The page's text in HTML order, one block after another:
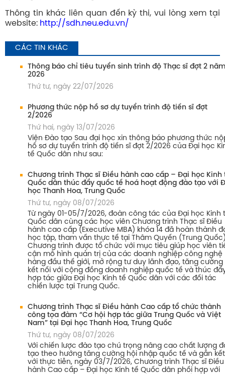
Thông tin khác liên quan đến kỳ thi, vui lòng xem tại
website: http://sdh.neu.edu.vn/
CÁC TIN KHÁC
Thông báo chỉ tiêu tuyển sinh trình độ Thạc sĩ đợt 2
2026
Thứ tư, ngày 22/07/2026
Phương thức nộp hồ sơ dự tuyển trình độ tiến sĩ đợt
2/2026
Thứ hai, ngày 13/07/2026
Viện Đào tạo Sau đại học xin thông báo phương thức
hồ sơ dự tuyển trình độ tiến sĩ đợt 2/2026 của Đại học
tế Quốc dân như sau:
Chương trình Thạc sĩ Điều hành cao cấp – Đại học Kinh
Quốc dân thúc đẩy quốc tế hoá hoạt động đào tạo với
học Thanh Hoa, Trung Quốc
Thứ tư, ngày 08/07/2026
Từ ngày 01-05/7/2026, đoàn công tác của Đại học Kinh
Quốc dân cùng các học viên Chương trình Thạc sĩ Điều
hành cao cấp (Executive MBA) khóa 14 đã hoàn thành
học tập, tham vấn thực tế tại Thâm Quyến (Trung
Chương trình được tổ chức với mục tiêu giúp học viên
cận mô hình quản trị của các doanh nghiệp công nghệ
hàng đầu thế giới, mở rộng tư duy lãnh đạo, tăng cường
kết nối với cộng đồng doanh nghiệp quốc tế và thúc
hợp tác giữa Đại học Kinh tế Quốc dân với các đối tác
chiến lược tại Trung Quốc.
Chương trình Thạc sĩ Điều hành Cao cấp tổ chức thành
công tọa đàm “Cơ hội hợp tác giữa Trung Quốc và Việt
Nam” tại Đại học Thanh Hoa, Trung Quốc
Thứ tư, ngày 08/07/2026
Với chiến lược đào tạo chú trọng nâng cao chất lượng
tạo theo hướng tăng cường hội nhập quốc tế và gắn kết
với thực tiễn, ngày 03/7/2026, Chương trình Thạc sĩ Điều
hành Cao cấp – Đại học Kinh tế Quốc dân phối hợp với